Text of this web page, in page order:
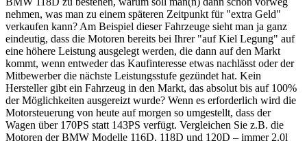
nehmen, was man zu einem späteren Zeitpunkt für "extra Geld"
verkaufen kann? Am Beispiel dieser Fahrzeuge sieht man ja ganz
eindeutig, dass die Motoren bereits bei Ihrer "auf Kiel Legung" auf
eine höhere Leistung ausgelegt werden, die dann auf den Markt
kommt, wenn entweder das Kaufinteresse etwas nachlässt oder der
Mitbewerber die nächste Leistungsstufe gezündet hat. Kein
Hersteller gibt ein Fahrzeug in den Markt, das absolut bis auf 100%
der Möglichkeiten ausgereizt wurde? Wenn es erforderlich wird die
Motorsteuerung von heute auf morgen so umgestellt, dass der
Wagen über 170PS statt 143PS verfügt. Vergleichen Sie z.B. die
Motoren der BMW Modelle 116D, 118D und 120D – immer 2.0l